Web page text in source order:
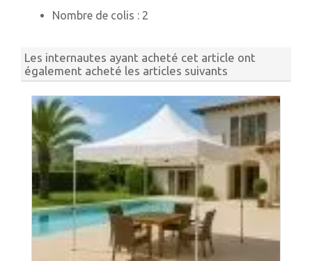
Nombre de colis : 2
Les internautes ayant acheté cet article ont
également acheté les articles suivants